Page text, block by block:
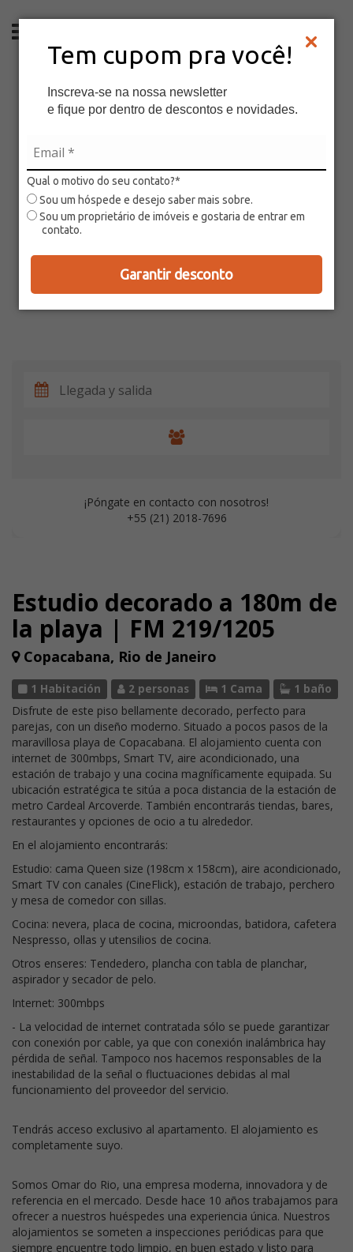
Tem cupom pra você!
Inscreva-se na nossa newsletter
e fique por dentro de descontos e novidades.
Qual o motivo do seu contato?*
Sou um hóspede e desejo saber mais sobre.
Sou um proprietário de imóveis e gostaria de entrar em
contato.
Garantir desconto
Estudio decorado a 180m de
la playa | FM 219/1205
Copacabana, Rio de Janeiro
1 Habitación 2 personas 1 Cama 1 baño
Disfrute de este piso bellamente decorado, perfecto para
parejas, con un diseño moderno. Situado a pocos pasos de la
maravillosa playa de Copacabana. El alojamiento cuenta con
internet de 300mbps, Smart TV, aire acondicionado, una
estación de trabajo y una cocina magníficamente equipada. Su
ubicación estratégica te sitúa a poca distancia de la estación de
metro Cardeal Arcoverde. También encontrarás tiendas, bares,
restaurantes y opciones de ocio a tu alrededor.
En el alojamiento encontrarás:
Estudio: cama Queen size (198cm x 158cm), aire acondicionado,
Smart TV con canales (CineFlick), estación de trabajo, perchero
y mesa de comedor con sillas.
Cocina: nevera, placa de cocina, microondas, batidora, cafetera
Nespresso, ollas y utensilios de cocina.
Otros enseres: Tendedero, plancha con tabla de planchar,
aspirador y secador de pelo.
Internet: 300mbps
- La velocidad de internet contratada sólo se puede garantizar
con conexión por cable, ya que con conexión inalámbrica hay
pérdida de señal. Tampoco nos hacemos responsables de la
inestabilidad de la señal o fluctuaciones debidas al mal
funcionamiento del proveedor del servicio.
Tendrás acceso exclusivo al apartamento. El alojamiento es
completamente suyo.
Somos Omar do Rio, una empresa moderna, innovadora y de
referencia en el mercado. Desde hace 10 años trabajamos para
ofrecer a nuestros huéspedes una experiencia única. Nuestros
alojamientos se someten a inspecciones periódicas para que
siempre encuentre todo limpio, en buen estado y listo para
¡Póngate en contacto con nosotros!
+55 (21) 2018-7696